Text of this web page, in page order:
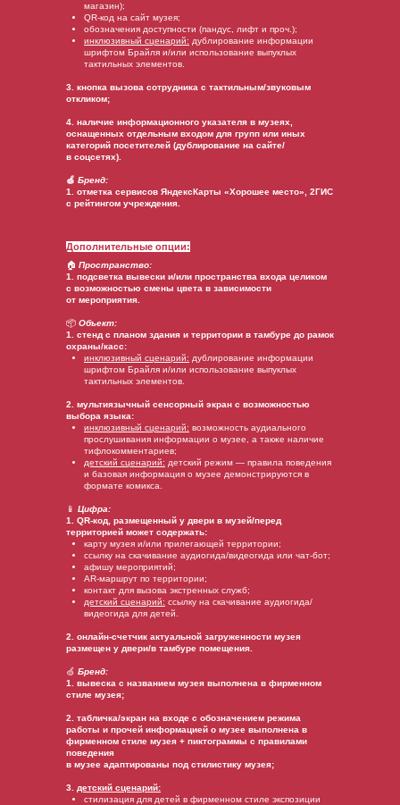
🏠 Пространство:
1. подсветка вывески и/или пространства входа целиком
с возможностью смены цвета в зависимости
от мероприятия.
📦 Объект:
1. стенд с планом здания и территории в тамбуре до рамок
охраны/касс:
инклюзивный сценарий: дублирование информации
шрифтом Брайля и/или использование выпуклых
тактильных элементов.
2. мультиязычный сенсорный экран с возможностью
выбора языка:
инклюзивный сценарий: возможность аудиального
прослушивания информации о музее, а также наличие
тифлокомментариев;
детский сценарий: детский режим — правила поведения
и базовая информация о музее демонстрируются в
формате комикса.
📱 Цифра:
1. QR-код, размещенный у двери в музей/перед
территорией может содержать:
карту музея и/или прилегающей территории;
ссылку на скачивание аудиогида/видеогида или чат-бот;
афишу мероприятий;
AR-маршрут по территории;
контакт для вызова экстренных служб;
детский сценарий: ссылку на скачивание аудиогида/
видеогида для детей.
2. онлайн-счетчик актуальной загруженности музея
размещен у двери/в тамбуре помещения.
🍏 Бренд:
1. вывеска с названием музея выполнена в фирменном
стиле музея;
2. табличка/экран на входе с обозначением режима
работы и прочей информацией о музее выполнена в
фирменном стиле музея + пиктограммы с правилами
поведения
в музее адаптированы под стилистику музея;
3. детский сценарий:
стилизация для детей в фирменном стиле экспозиции
магазин);
QR-код на сайт музея;
обозначения доступности (пандус, лифт и проч.);
инклюзивный сценарий: дублирование информации
шрифтом Брайля и/или использование выпуклых
тактильных элементов.
3. кнопка вызова сотрудника с тактильным/звуковым
откликом;
4. наличие информационного указателя в музеях,
оснащенных отдельным входом для групп или иных
категорий посетителей (дублирование на сайте/
в соцсетях).
🍏 Бренд:
1. отметка сервисов ЯндексКарты «Хорошее место», 2ГИС
с рейтингом учреждения.
Дополнительные опции: